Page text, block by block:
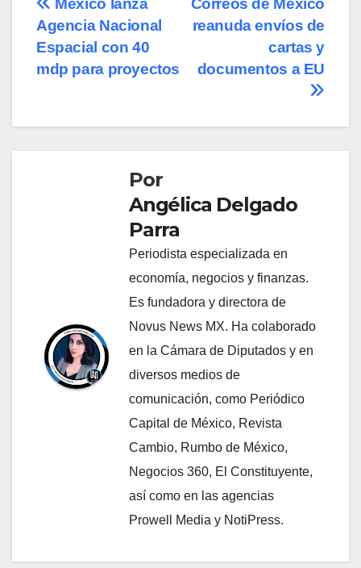
Navegación
de
entradas
Correos de México
reanuda envíos de
cartas y
documentos a EU
México lanza
Agencia Nacional
Espacial con 40
mdp para proyectos
Por
Angélica Delgado
Parra
Periodista especializada en
economía, negocios y finanzas.
Es fundadora y directora de
Novus News MX. Ha colaborado
en la Cámara de Diputados y en
diversos medios de
comunicación, como Periódico
Capital de México, Revista
Cambio, Rumbo de México,
Negocios 360, El Constituyente,
así como en las agencias
Prowell Media y NotiPress.